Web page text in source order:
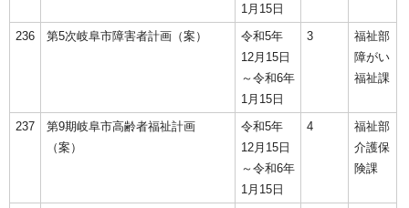
1月15日
236 第5次岐阜市障害者計画（案）
令和5年
12月15日
～令和6年
1月15日
3
福祉部
障がい
福祉課
237
第9期岐阜市高齢者福祉計画
（案）
令和5年
12月15日
～令和6年
1月15日
4
福祉部
介護保
険課